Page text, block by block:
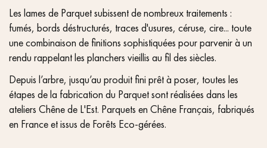
Demandez un rendez-vous personnalisé
Obtenez un devis gratuit !
Les lames de Parquet subissent de nombreux traitements :
fumés, bords déstructurés, traces d'usures, céruse, cire... toute
une combinaison de finitions sophistiquées pour parvenir à un
rendu rappelant les planchers vieillis au fil des siècles.
Depuis l’arbre, jusqu’au produit fini prêt à poser, toutes les
étapes de la fabrication du Parquet sont réalisées dans les
ateliers Chêne de L'Est. Parquets en Chêne Français, fabriqués
en France et issus de Forêts Eco-gérées.